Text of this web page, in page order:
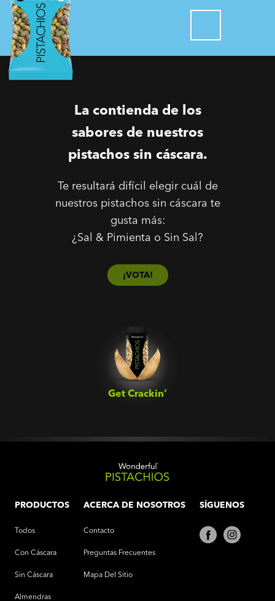
La contienda de los
sabores de nuestros
pistachos sin cáscara.
Te resultará difícil elegir cuál de
nuestros pistachos sin cáscara te
gusta más:
¿Sal & Pimienta o Sin Sal?
¡VOTA!
Get Crackin’‎
PRODUCTOS
Todos
Con Cáscara
Sin Cáscara
Almendras
ACERCA DE NOSOTROS
Contacto
Preguntas Frecuentes
Mapa Del Sitio
SÍGUENOS